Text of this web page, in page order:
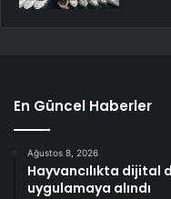
En Güncel Haberler
Ağustos 8, 2026
Hayvancılıkta dijital
uygulamaya alındı